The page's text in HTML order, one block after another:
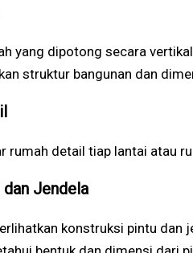
yang dipotong secara
struktur bangunan dan
rumah detail tiap lantai atau
Jendela
konstruksi pintu dan